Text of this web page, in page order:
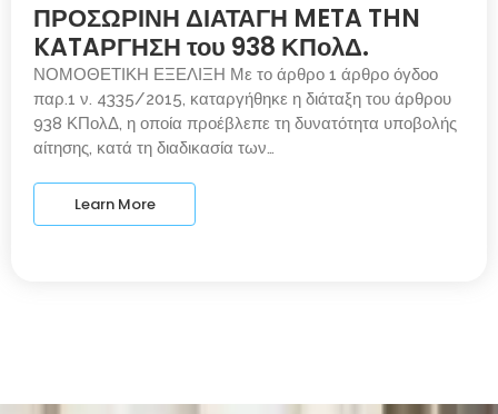
ΠΡΟΣΩΡΙΝΗ ΔΙΑΤΑΓΗ META THN
KATAΡΓΗΣΗ του 938 ΚΠολΔ.
ΝΟΜΟΘΕΤΙΚΗ ΕΞΕΛΙΞΗ Με το άρθρο 1 άρθρο όγδοο
παρ.1 ν. 4335/2015, καταργήθηκε η διάταξη του άρθρου
938 ΚΠολΔ, η οποία προέβλεπε τη δυνατότητα υποβολής
αίτησης, κατά τη διαδικασία των…
Learn More